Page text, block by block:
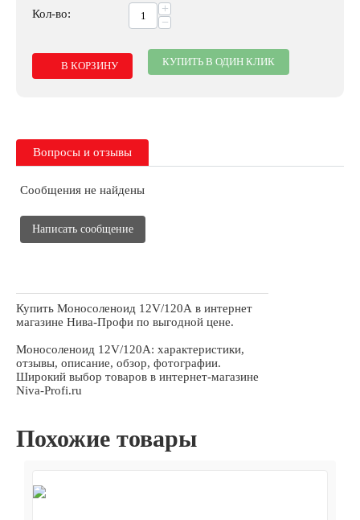
Кол-во:
+
−
В КОРЗИНУ КУПИТЬ В ОДИН КЛИК
Вопросы и отзывы
Сообщения не найдены
Написать сообщение
Купить Моносоленоид 12V/120А в интернет
магазине Нива-Профи по выгодной цене.
Моносоленоид 12V/120А: характеристики,
отзывы, описание, обзор, фотографии.
Широкий выбор товаров в интернет-магазине
Niva-Profi.ru
Похожие товары